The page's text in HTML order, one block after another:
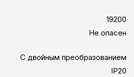
19200
Не опасен
С двойным преобразованием
IP20